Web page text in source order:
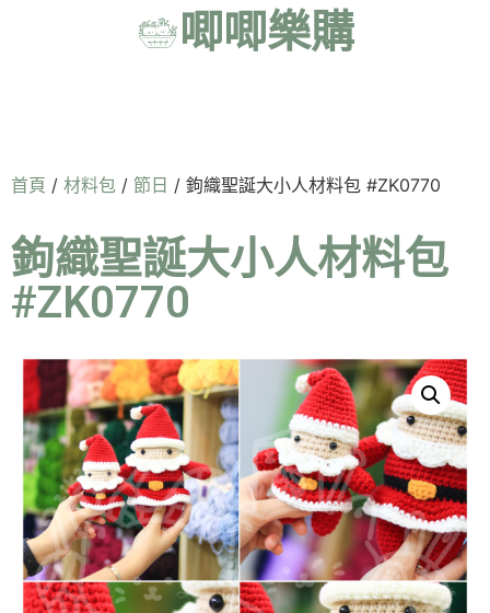
唧唧樂購
首頁 / 材料包 / 節日 / 鉤織聖誕大小人材料包 #ZK0770
鉤織聖誕大小人材料包
#ZK0770